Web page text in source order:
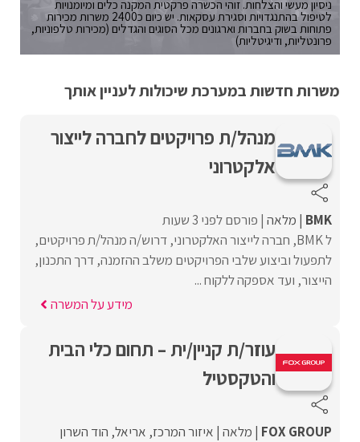
ניסיון מעשי והצלחות. זוהי הכשרה פרקטית המקנה כלים ומיומנויות
לטיפול בהתנגדויות וסגירת עסקאות. יש כיום כ2400 משרות מכירות
פתוחות בשוק בחברות וארגונים מכל הסוגים והגדלים (מכירות טלפוניות,
פרונטליות, ודיגיטליות)
משרות חדשות במערכת שיכולות לעניין אותך
מנהל/ת פרויקטים לחברה לייצור
אלקטרוני
BMK מלאה פורסם לפני 3 שעות
ל BMK, חברה לייצור האלקטרוני, דרוש/ה מנהל/ת פרויקטים,
לתפעול וביצוע שלבי הפרויקטים משלב ההזמנה, דרך התכנון,
הייצור, ועד אספקה ללקוח ...
מידע על המשרה
עוזר/ת קניין/ית – תחום כלי הבית
והטקסטיל
FOX GROUP מלאה איזור המרכז אריאל הוד השרון